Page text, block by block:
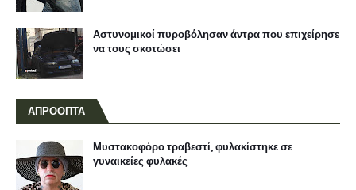
Αστυνομικοί πυροβόλησαν άντρα που επιχείρησε
να τους σκοτώσει
ΑΠΡΟΟΠΤΑ
Μυστακοφόρο τραβεστί, φυλακίστηκε σε
γυναικείες φυλακές